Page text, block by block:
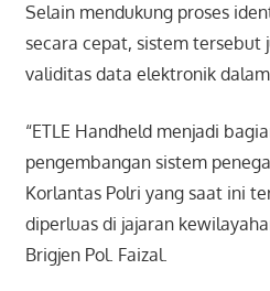
Selain mendukung proses
secara cepat, sistem tersebut
validitas data elektronik
“ETLE Handheld menjadi
pengembangan sistem
Korlantas Polri yang saat ini
diperluas di jajaran
Brigjen Pol. Faizal.